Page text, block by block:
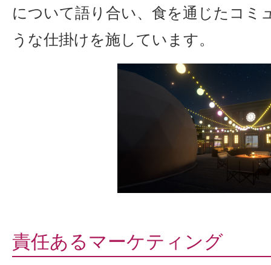
について語り合い、食を通じたコミ
うな仕掛けを施しています。
責任あるマーケティング